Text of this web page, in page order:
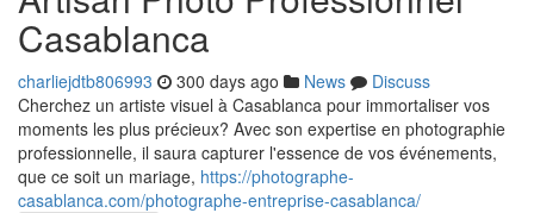
Casablanca
charliejdtb806993 300 days ago News
Discuss
Cherchez un artiste visuel à Casablanca pour immortaliser vos
moments les plus précieux? Avec son expertise en photographie
professionnelle, il saura capturer l'essence de vos événements,
que ce soit un mariage, https://photographe-
casablanca.com/photographe-entreprise-casablanca/